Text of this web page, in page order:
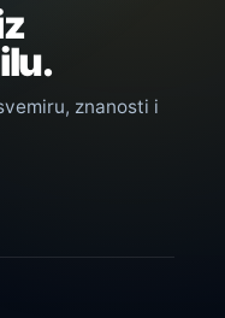
znanosti i